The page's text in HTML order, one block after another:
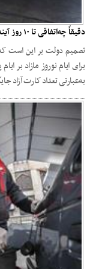
دقیقاً چه‌اتفاقی تا ۱۰ روز آینده در پمپ‌ بنزین‌ها می‌افتد؟
تصمیم دولت بر این است
برای ایام نوروز مازاد بر
به‌عبارتی تعداد کارت آزاد